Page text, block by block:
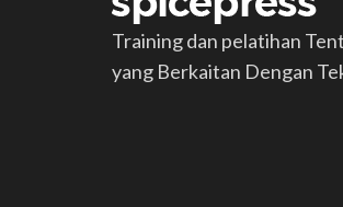
Training dan pelatihan
yang Berkaitan Dengan